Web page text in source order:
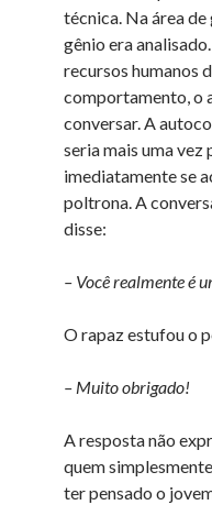
técnica. Na área
gênio era
recursos humanos
comportamento, o
conversar. A
seria mais uma
imediatamente se
poltrona. A
disse:
– Você realmente é
O rapaz estufou o
– Muito obrigado!
A resposta não
quem
ter pensado o